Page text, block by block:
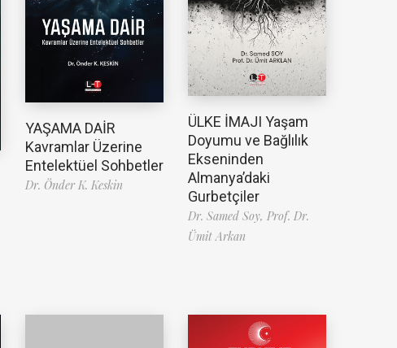
YAŞAMA DAİR
Kavramlar Üzerine
Entelektüel Sohbetler
Dr. Önder K. Keskin
ÜLKE İMAJI Yaşam
Doyumu ve Bağlılık
Ekseninden
Almanya’daki
Gurbetçiler
Dr. Samed Soy, Prof. Dr.
Ümit Arkan